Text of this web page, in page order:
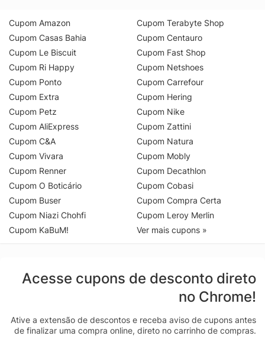
Cupom Amazon
Cupom Casas Bahia
Cupom Le Biscuit
Cupom Ri Happy
Cupom Ponto
Cupom Extra
Cupom Petz
Cupom AliExpress
Cupom C&A
Cupom Vivara
Cupom Renner
Cupom O Boticário
Cupom Buser
Cupom Niazi Chohfi
Cupom KaBuM!
Cupom Terabyte Shop
Cupom Centauro
Cupom Fast Shop
Cupom Netshoes
Cupom Carrefour
Cupom Hering
Cupom Nike
Cupom Zattini
Cupom Natura
Cupom Mobly
Cupom Decathlon
Cupom Cobasi
Cupom Compra Certa
Cupom Leroy Merlin
Ver mais cupons »
Acesse cupons de desconto direto
no Chrome!
Ative a extensão de descontos e receba aviso de cupons antes
de finalizar uma compra online, direto no carrinho de compras.